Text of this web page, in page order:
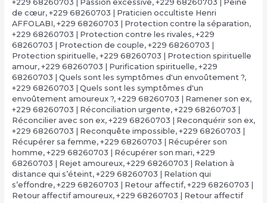
+229 68260703 | Passion excessive, +229 68260703 | Peine
de cœur, +229 68260703 | Praticien occultiste Henri
AFFOLABI, +229 68260703 | Protection contre la séparation,
+229 68260703 | Protection contre les rivales, +229
68260703 | Protection de couple, +229 68260703 |
Protection spirituelle, +229 68260703 | Protection spirituelle
amour, +229 68260703 | Purification spirituelle, +229
68260703 | Quels sont les symptômes d'un envoûtement ?,
+229 68260703 | Quels sont les symptômes d'un
envoûtement amoureux ?, +229 68260703 | Ramener son ex,
+229 68260703 | Réconciliation urgente, +229 68260703 |
Réconcilier avec son ex, +229 68260703 | Reconquérir son ex,
+229 68260703 | Reconquête impossible, +229 68260703 |
Récupérer sa femme, +229 68260703 | Récupérer son
homme, +229 68260703 | Récupérer son mari, +229
68260703 | Rejet amoureux, +229 68260703 | Relation à
distance qui s’éteint, +229 68260703 | Relation qui
s’effondre, +229 68260703 | Retour affectif, +229 68260703 |
Retour affectif amoureux, +229 68260703 | Retour affectif